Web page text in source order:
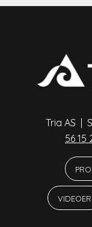
Tria AS |
56 15
VIDEOER